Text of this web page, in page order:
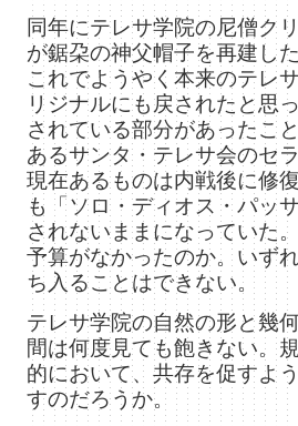
同年にテレサ学院の尼僧ク
が鋸朶の神父帽子を再建し
これでようやく本来のテレ
リジナルにも戻されたと思
されている部分があったこ
あるサンタ・テレサ会のセ
現在あるものは内戦後に修
も「ソロ・ディオス・パッ
されないままになっていた
予算がなかったのか。いず
ち入ることはできない。
テレサ学院の自然の形と幾
間は何度見ても飽きない。
的において、共存を促すよ
すのだろうか。